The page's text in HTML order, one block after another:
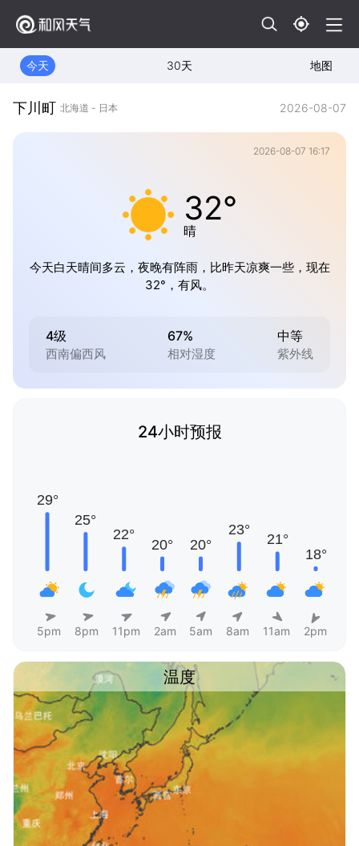
今天 30天 地图
下川町 北海道 - 日本 2026-08-07
2026-08-07 16:17
32°
晴
今天白天晴间多云，夜晚有阵雨，比昨天凉爽一些，现在
32°，有风。
4级
西南偏西风
67%
相对湿度
中等
紫外线
24小时预报
5pm 8pm 11pm 2am 5am 8am 11am 2pm
温度